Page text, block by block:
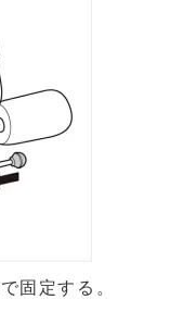
固定する。